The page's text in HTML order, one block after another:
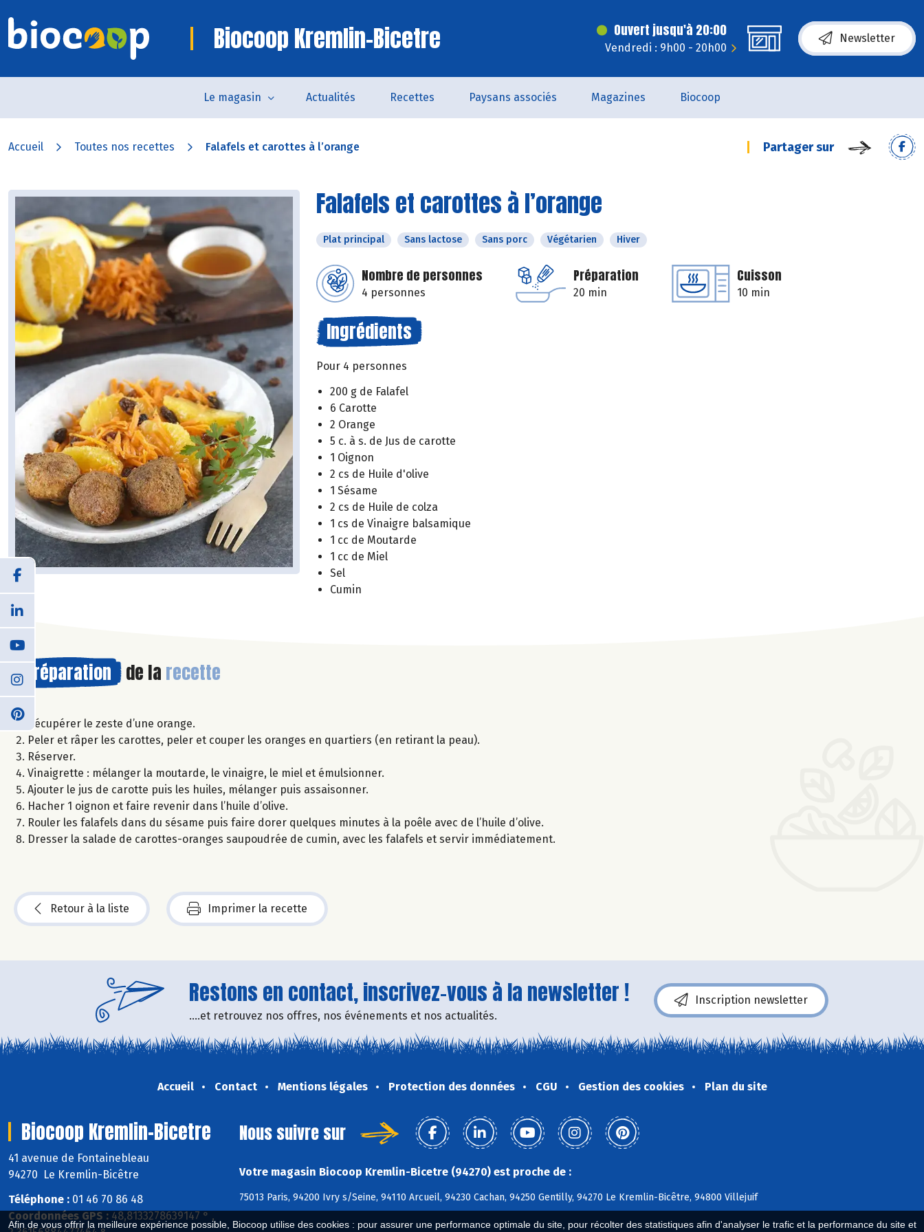
Afin de vous offrir la meilleure expérience possible, Biocoop utilise des cookies : pour assurer une performance optimale du site, pour récolter des statistiques afin d'analyser le trafic et la performance du site et
Biocoop Kremlin-Bicetre Ouvert jusqu'à 20:00
Vendredi : 9h00 - 20h00
Newsletter
Le magasin Actualités Recettes Paysans associés Magazines Biocoop
Accueil Toutes nos recettes Falafels et carottes à l’orange Partager sur
Falafels et carottes à l’orange
Plat principal Sans lactose Sans porc Végétarien Hiver
Nombre de personnes
4 personnes
Préparation
20 min
Cuisson
10 min
Ingrédients
Pour 4 personnes
200 g de Falafel
6 Carotte
2 Orange
5 c. à s. de Jus de carotte
1 Oignon
2 cs de Huile d'olive
1 Sésame
2 cs de Huile de colza
1 cs de Vinaigre balsamique
1 cc de Moutarde
1 cc de Miel
Sel
Cumin
Préparation de la recette
Récupérer le zeste d’une orange.
Peler et râper les carottes, peler et couper les oranges en quartiers (en retirant la peau).
Réserver.
Vinaigrette : mélanger la moutarde, le vinaigre, le miel et émulsionner.
Ajouter le jus de carotte puis les huiles, mélanger puis assaisonner.
Hacher 1 oignon et faire revenir dans l’huile d’olive.
Rouler les falafels dans du sésame puis faire dorer quelques minutes à la poêle avec de l’huile d’olive.
Dresser la salade de carottes-oranges saupoudrée de cumin, avec les falafels et servir immédiatement.
Retour à la liste Imprimer la recette
Restons en contact, inscrivez-vous à la newsletter !
....et retrouvez nos offres, nos événements et nos actualités.
Inscription newsletter
Accueil Contact Mentions légales Protection des données CGU Gestion des cookies Plan du site
Biocoop Kremlin-Bicetre
41 avenue de Fontainebleau
94270 Le Kremlin-Bicêtre
Téléphone : 01 46 70 86 48
Coordonnées GPS : 48,8133278639147 ° ,
Nous suivre sur
Votre magasin Biocoop Kremlin-Bicetre (94270) est proche de :
75013 Paris, 94200 Ivry s/Seine, 94110 Arcueil, 94230 Cachan, 94250 Gentilly, 94270 Le Kremlin-Bicêtre, 94800 Villejuif